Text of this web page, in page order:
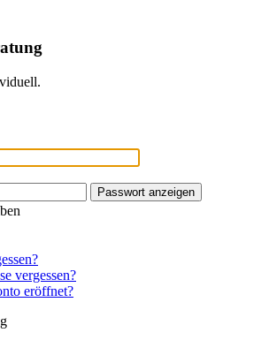
Passwort anzeigen
vergessen?
eröffnet?